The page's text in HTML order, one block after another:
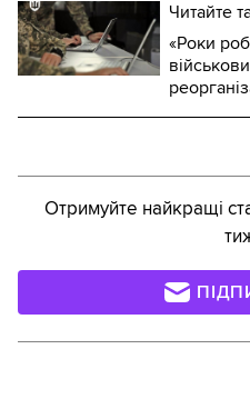
Читайте
«Роки
Отримуйте найкращі